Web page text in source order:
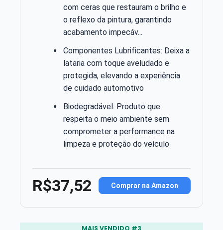
com ceras que restauram o brilho e
o reflexo da pintura, garantindo
acabamento impecáv...
Componentes Lubrificantes: Deixa a
lataria com toque aveludado e
protegida, elevando a experiência
de cuidado automotivo
Biodegradável: Produto que
respeita o meio ambiente sem
comprometer a performance na
limpeza e proteção do veículo
R$37,52 Comprar na Amazon
MAIS VENDIDO #3